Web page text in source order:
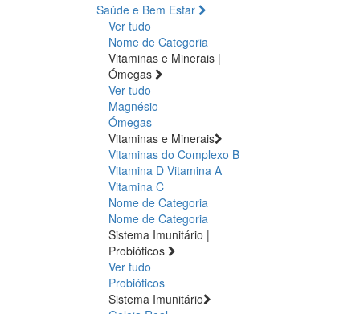
Saúde e Bem Estar
Ver tudo
Nome de Categoria
Vitaminas e Minerais |
Ómegas
Ver tudo
Magnésio
Ómegas
Vitaminas e Minerais
Vitaminas do Complexo B
Vitamina D Vitamina A
Vitamina C
Nome de Categoria
Nome de Categoria
Sistema Imunitário |
Probióticos
Ver tudo
Probióticos
Sistema Imunitário